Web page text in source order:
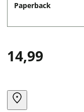
Paperback
14,99